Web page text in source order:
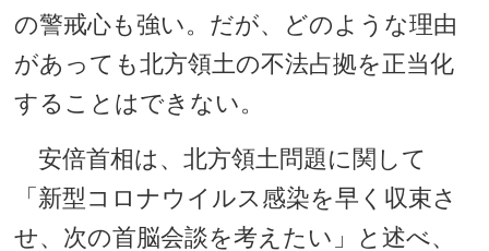
の警戒心も強い。だが、どのような理由
があっても北方領土の不法占拠を正当化
することはできない。
安倍首相は、北方領土問題に関して
「新型コロナウイルス感染を早く収束さ
せ、次の首脳会談を考えたい」と述べ、